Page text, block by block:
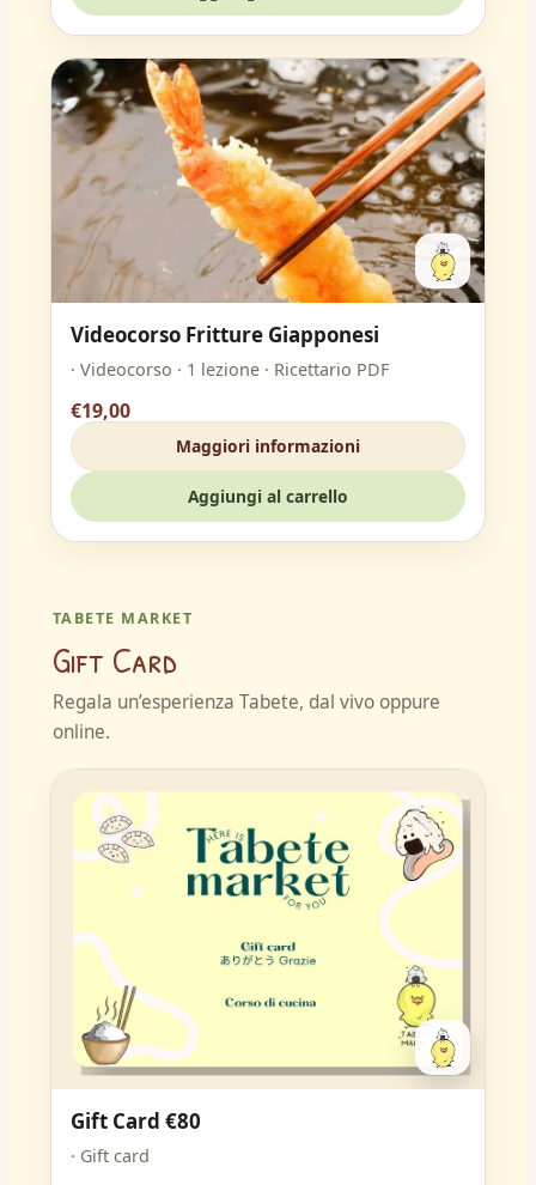
Videocorso Fritture Giapponesi
· Videocorso · 1 lezione · Ricettario PDF
€19,00
Maggiori informazioni
Aggiungi al carrello
TABETE MARKET
Gift Card
Regala un’esperienza Tabete, dal vivo oppure
online.
Gift Card €80
· Gift card